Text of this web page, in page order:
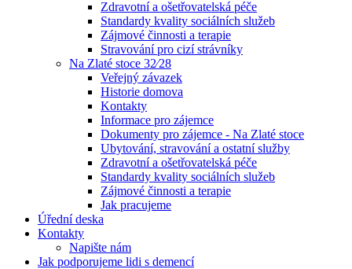
Zdravotní a ošetřovatelská péče
Standardy kvality sociálních služeb
Zájmové činnosti a terapie
Stravování pro cizí strávníky
Na Zlaté stoce 32⁄28
Veřejný závazek
Historie domova
Kontakty
Informace pro zájemce
Dokumenty pro zájemce - Na Zlaté stoce
Ubytování, stravování a ostatní služby
Zdravotní a ošetřovatelská péče
Standardy kvality sociálních služeb
Zájmové činnosti a terapie
Jak pracujeme
Úřední deska
Kontakty
Napište nám
Jak podporujeme lidi s demencí